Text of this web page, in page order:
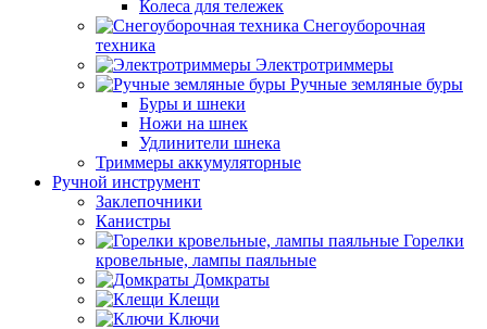
Колеса для тележек
Снегоуборочная
техника
Электротриммеры
Ручные земляные буры
Буры и шнеки
Ножи на шнек
Удлинители шнека
Триммеры аккумуляторные
Ручной инструмент
Заклепочники
Канистры
Горелки
кровельные, лампы паяльные
Домкраты
Клещи
Ключи